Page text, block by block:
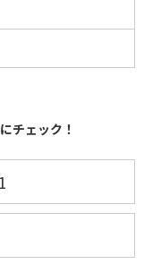
チェック！